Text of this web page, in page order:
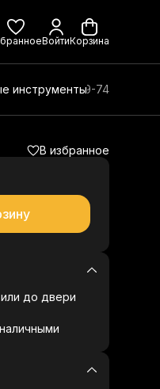
ВойтиКорзина
инструменты
8 (800) 350-49-74
В избранное
до двери